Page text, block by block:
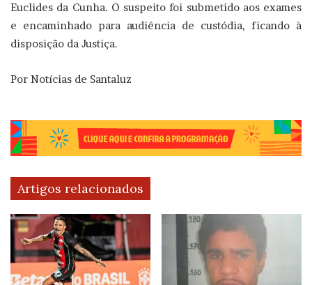
Euclides da Cunha. O suspeito foi submetido aos exames
e encaminhado para audiência de custódia, ficando à
disposição da Justiça.
Por Notícias de Santaluz
Artigos relacionados